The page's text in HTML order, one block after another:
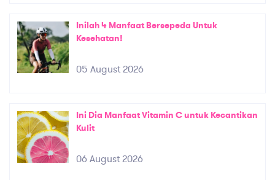
Inilah 4 Manfaat Bersepeda Untuk
Kesehatan!
05 August 2026
Ini Dia Manfaat Vitamin C untuk Kecantikan
Kulit
06 August 2026